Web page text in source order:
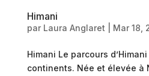
Himani
par Laura Anglaret Mar 18,
Himani Le parcours
continents. Née et élevée à